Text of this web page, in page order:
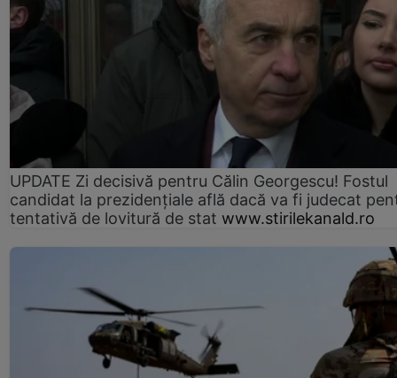
UPDATE Zi decisivă pentru Călin Georgescu! Fostul
candidat la prezidențiale află dacă va fi judecat
tentativă de lovitură de stat www.stirilekanald.ro